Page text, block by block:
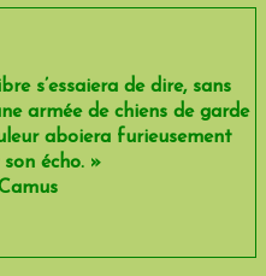
s’essaiera de dire, sans
armée de chiens de garde
aboiera furieusement
écho. »